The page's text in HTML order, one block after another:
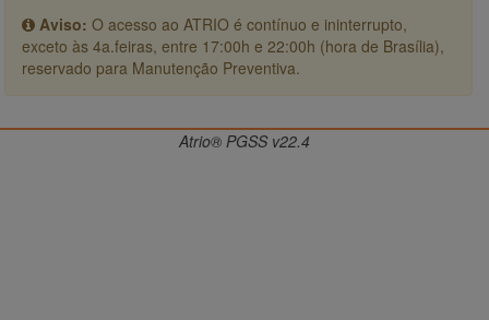
Aviso: O acesso ao ATRIO é contínuo e ininterrupto,
exceto às 4a.feiras, entre 17:00h e 22:00h (hora de Brasília),
reservado para Manutenção Preventiva.
Atrio® PGSS v22.4